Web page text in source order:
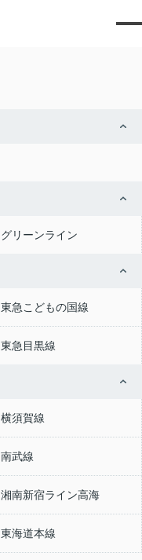
グリーンライン
東急こどもの国線
東急目黒線
横須賀線
南武線
湘南新宿ライン高海
東海道本線